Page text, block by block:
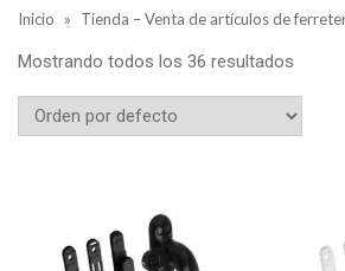
Inicio » Tienda – Venta de artículos de
Mostrando todos los 36 resultados